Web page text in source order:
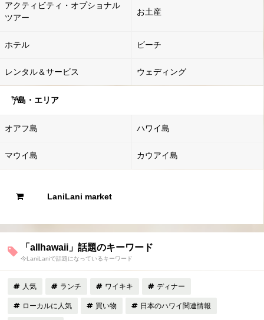
アクティビティ・オプショナル
ツアー
お土産
ホテル ビーチ
レンタル＆サービス ウェディング
島・エリア
オアフ島 ハワイ島
マウイ島 カウアイ島
LaniLani market
「allhawaii」話題のキーワード
今LaniLaniで話題になっているキーワード
人気 ランチ ワイキキ ディナー
ローカルに人気 買い物 日本のハワイ関連情報